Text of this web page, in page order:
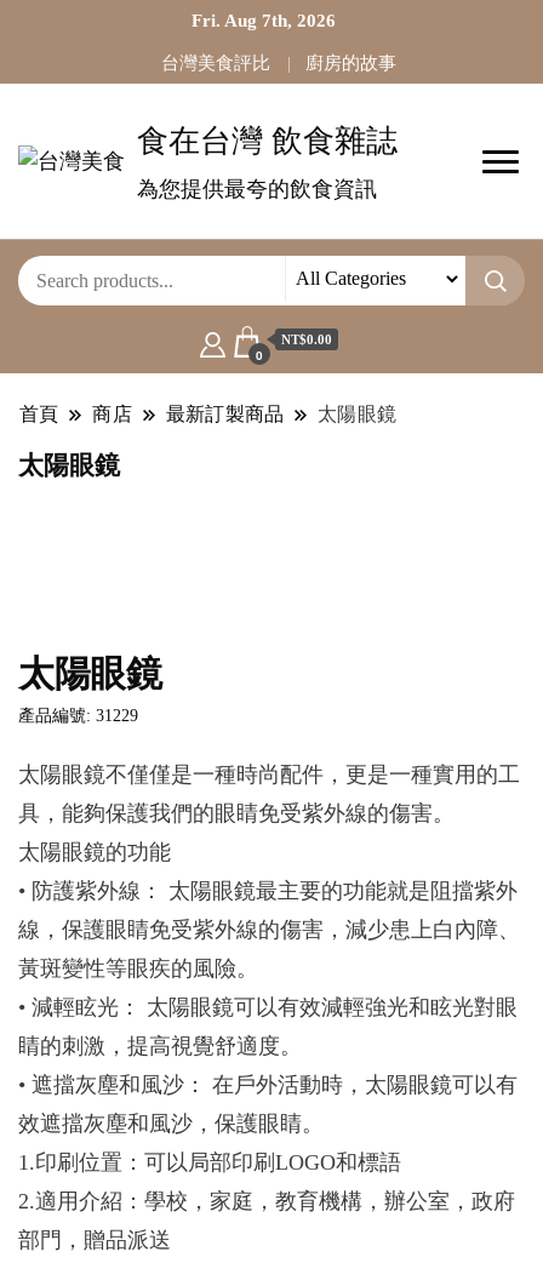
Fri. Aug 7th, 2026
台灣美食評比 廚房的故事
食在台灣 飲食雜誌
為您提供最夸的飲食資訊
0
NT$0.00
首頁 商店 最新訂製商品 太陽眼鏡
太陽眼鏡
太陽眼鏡
產品編號: 31229
太陽眼鏡不僅僅是一種時尚配件，更是一種實用的工
具，能夠保護我們的眼睛免受紫外線的傷害。
太陽眼鏡的功能
• 防護紫外線： 太陽眼鏡最主要的功能就是阻擋紫外
線，保護眼睛免受紫外線的傷害，減少患上白內障、
黃斑變性等眼疾的風險。
• 減輕眩光： 太陽眼鏡可以有效減輕強光和眩光對眼
睛的刺激，提高視覺舒適度。
• 遮擋灰塵和風沙： 在戶外活動時，太陽眼鏡可以有
效遮擋灰塵和風沙，保護眼睛。
1.印刷位置：可以局部印刷LOGO和標語
2.適用介紹：學校，家庭，教育機構，辦公室，政府
部門，贈品派送